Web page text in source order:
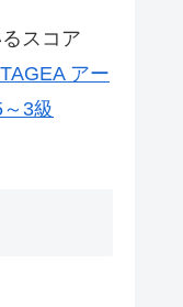
スコア
アー
3級